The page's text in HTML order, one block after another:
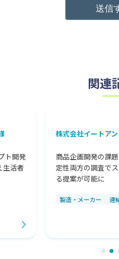
関連
株式会社イートアンドフ
商品企画開発の課題を
定性両方の調査でスピ
る提案が可能に
製造・メーカー 連結従業